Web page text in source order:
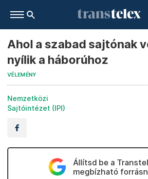
Ahol a szabad sajtónak
nyílik a háborúhoz
VÉLEMÉNY
Nemzetközi
Sajtóintézet (IPI)
Állítsd be a
megbízható